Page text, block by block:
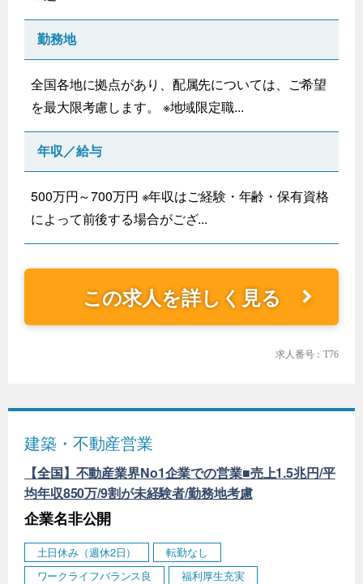
勤務地
全国各地に拠点があり、配属先については、ご希望
を最大限考慮します。 ※地域限定職...
年収／給与
500万円～700万円 ※年収はご経験・年齢・保有資格
によって前後する場合がござ...
この求人を詳しく見る
求人番号：T76
建築・不動産営業
【全国】不動産業界No1企業での営業■売上1.5兆円/平
均年収850万/9割が未経験者/勤務地考慮
企業名非公開
土日休み（週休2日）
転勤なし
ワークライフバランス良
福利厚生充実